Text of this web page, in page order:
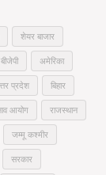
शेयर बाजार
बीजेपी अमेरिका
प्रदेश बिहार
आयोग राजस्थान
जम्मू कश्मीर
सरकार